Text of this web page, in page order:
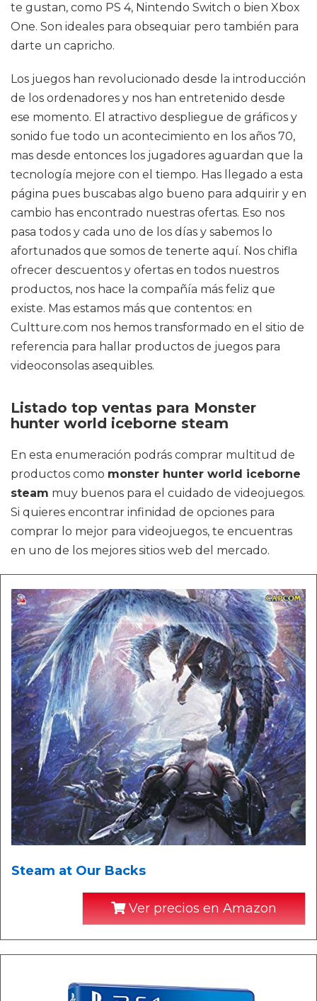
te gustan, como PS 4, Nintendo Switch o bien Xbox
One. Son ideales para obsequiar pero también para
darte un capricho.
Los juegos han revolucionado desde la introducción
de los ordenadores y nos han entretenido desde
ese momento. El atractivo despliegue de gráficos y
sonido fue todo un acontecimiento en los años 70,
mas desde entonces los jugadores aguardan que la
tecnología mejore con el tiempo. Has llegado a esta
página pues buscabas algo bueno para adquirir y en
cambio has encontrado nuestras ofertas. Eso nos
pasa todos y cada uno de los días y sabemos lo
afortunados que somos de tenerte aquí. Nos chifla
ofrecer descuentos y ofertas en todos nuestros
productos, nos hace la compañía más feliz que
existe. Mas estamos más que contentos: en
Cultture.com nos hemos transformado en el sitio de
referencia para hallar productos de juegos para
videoconsolas asequibles.
Listado top ventas para Monster
hunter world iceborne steam
En esta enumeración podrás comprar multitud de
productos como monster hunter world iceborne
steam muy buenos para el cuidado de videojuegos.
Si quieres encontrar infinidad de opciones para
comprar lo mejor para videojuegos, te encuentras
en uno de los mejores sitios web del mercado.
Steam at Our Backs
Ver precios en Amazon